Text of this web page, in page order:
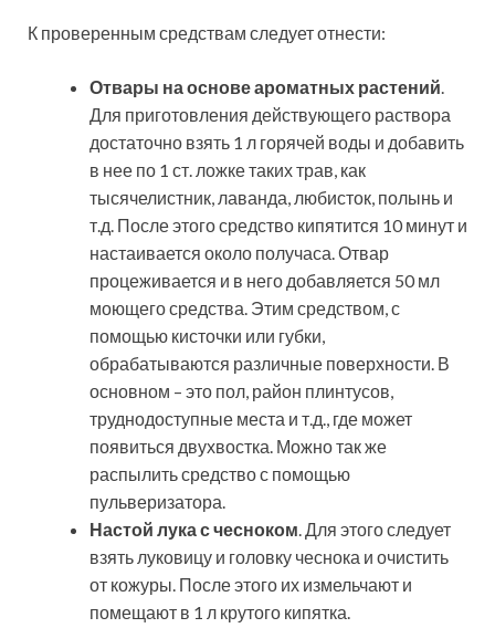
К проверенным средствам следует отнести:
Отвары на основе ароматных растений.
Для приготовления действующего раствора
достаточно взять 1 л горячей воды и добавить
в нее по 1 ст. ложке таких трав, как
тысячелистник, лаванда, любисток, полынь и
т.д. После этого средство кипятится 10 минут и
настаивается около получаса. Отвар
процеживается и в него добавляется 50 мл
моющего средства. Этим средством, с
помощью кисточки или губки,
обрабатываются различные поверхности. В
основном – это пол, район плинтусов,
труднодоступные места и т.д., где может
появиться двухвостка. Можно так же
распылить средство с помощью
пульверизатора.
Настой лука с чесноком. Для этого следует
взять луковицу и головку чеснока и очистить
от кожуры. После этого их измельчают и
помещают в 1 л крутого кипятка.